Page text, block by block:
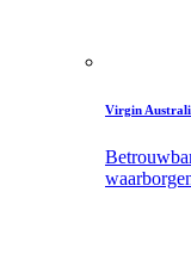
Virgin